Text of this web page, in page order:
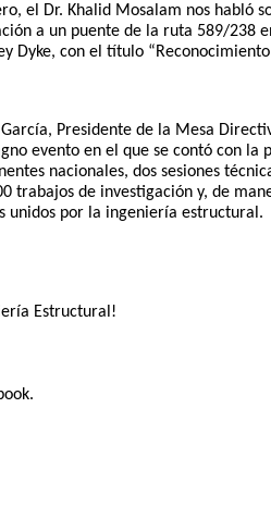
el Dr. Khalid Mosalam nos habló
a un puente de la ruta 589/238
con el título
Presidente de la Mesa
evento en el que se contó con la
nacionales, dos sesiones
trabajos de investigación y, de
unidos por la ingeniería estructural.
Estructural!